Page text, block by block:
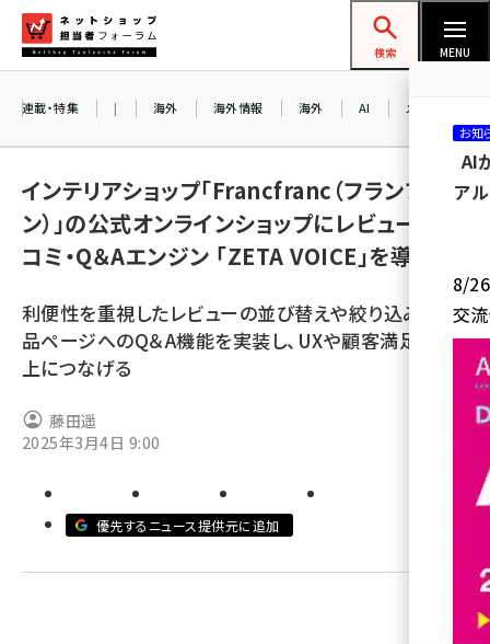
ン
ネットショップ担当者フォーラム
検索 MENU
amazon (2259)
楽天 (1874)
ecbeing (1211)
アスクル (1122)
base (1083)
ビィ・フォアード (778)
revico (744)
連載・特集 | 海外 海外情報 海外 AI メタバース
インテリアショップ「Francfranc（フランフラ
ン）」の公式オンラインショップにレビュー・口
コミ・Q＆Aエンジン 「ZETA VOICE」を導入
利便性を重視したレビューの並び替えや絞り込み、商
品ページへのQ＆A機能を実装し、UXや顧客満足度向
上につなげる
藤田遥
2025年3月4日 9:00
優先するニュース提供元に追加
お知
AI
ア
8/26
交